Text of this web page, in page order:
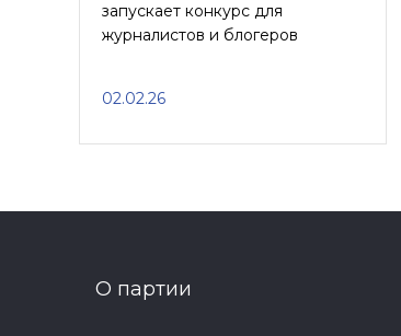
запускает конкурс для
журналистов и блогеров
02.02.26
О партии